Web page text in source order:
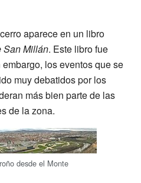
aparece en un libro
San Millán. Este libro fue
embargo, los eventos que se
muy debatidos por los
más bien parte de las
de la zona.
desde el Monte